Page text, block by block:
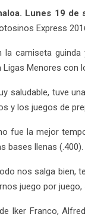
Lunes 19
Express
la camiseta
Ligas Menores con
saludable, tuve
y los juegos de
fue la mejor
bases llenas (.400).
nos salga bien,
juego por
Iker Franco,